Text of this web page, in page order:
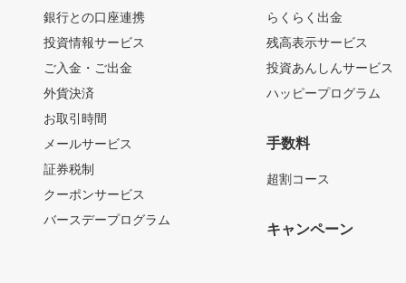
銀行との口座連携
投資情報サービス
ご入金・ご出金
外貨決済
お取引時間
メールサービス
証券税制
クーポンサービス
バースデープログラム
らくらく出金
残高表示サービス
投資あんしんサービス
ハッピープログラム
手数料
超割コース
キャンペーン